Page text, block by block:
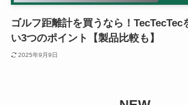
ゴルフ距離計を買うなら！TecTecTec
い3つのポイント【製品比較も】
2025年9月9日